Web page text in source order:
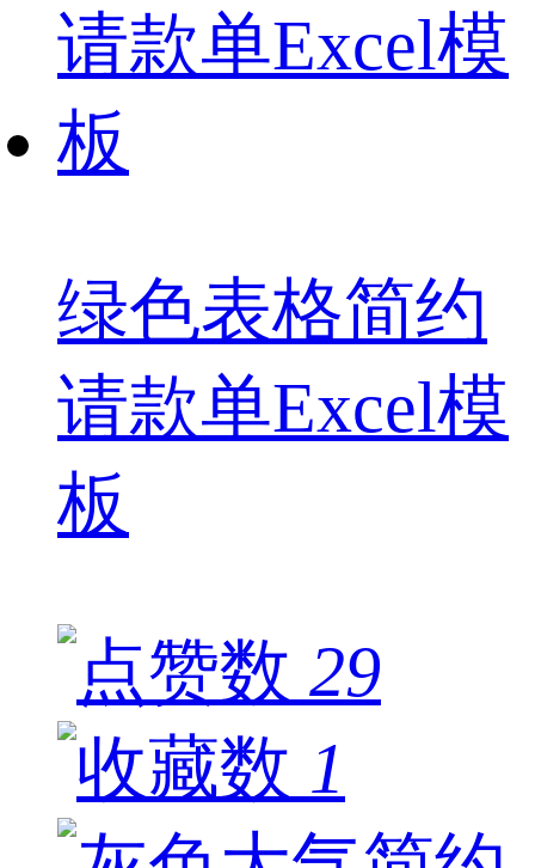
绿色表格简约
请款单Excel模
板
29
1